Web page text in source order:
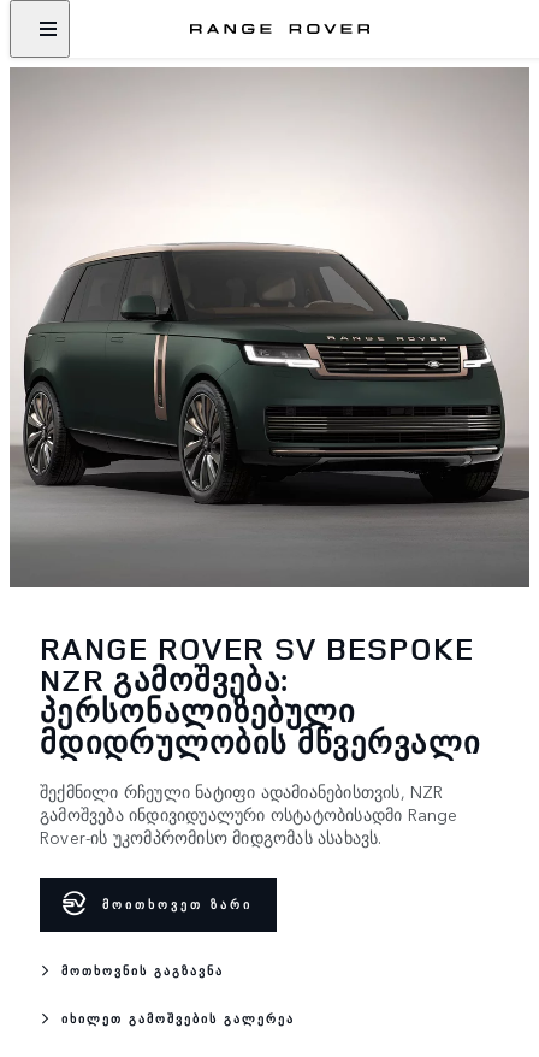
RANGE ROVER SV BESPOKE
NZR ᲒᲐᲛᲝᲨᲕᲔᲑᲐ:
ᲞᲔᲠᲡᲝᲜᲐᲚᲘᲖᲔᲑᲣᲚᲘ
ᲛᲓᲘᲓᲠᲣᲚᲝᲑᲘᲡ ᲛᲬᲕᲔᲠᲕᲐᲚᲘ
შექმნილი რჩეული ნატიფი ადამიანებისთვის, NZR
გამოშვება ინდივიდუალური ოსტატობისადმი Range
Rover-ის უკომპრომისო მიდგომას ასახავს.
ᲛᲝᲘᲗᲮᲝᲕᲔᲗ ᲖᲐᲠᲘ
ᲛᲝᲗᲮᲝᲕᲜᲘᲡ ᲒᲐᲒᲖᲐᲕᲜᲐ
ᲘᲮᲘᲚᲔᲗ ᲒᲐᲛᲝᲨᲕᲔᲑᲘᲡ ᲒᲐᲚᲔᲠᲔᲐ